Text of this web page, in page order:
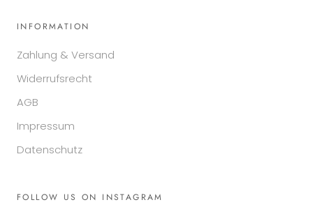
INFORMATION
Zahlung & Versand
Widerrufsrecht
AGB
Impressum
Datenschutz
FOLLOW US ON INSTAGRAM